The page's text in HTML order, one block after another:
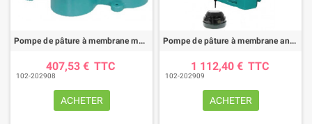
Pompe de pâture à membrane modèle 548 junior SUEVIA
407,53 € TTC
102-202908
ACHETER
Pompe de pâture à membrane antigel modèle 552 WINTERPROOF SUEVIA
1 112,40 € TTC
102-202909
ACHETER